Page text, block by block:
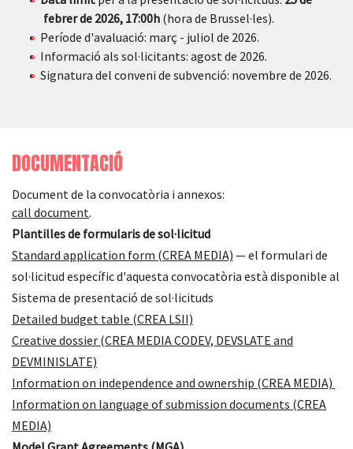
febrer de 2026, 17:00h (hora de Brussel·les).
Període d'avaluació: març - juliol de 2026.
Informació als sol·licitants: agost de 2026.
Signatura del conveni de subvenció: novembre de 2026.
DOCUMENTACIÓ
Document de la convocatòria i annexos:
call document.
Plantilles de formularis de sol·licitud
Standard application form (CREA MEDIA) — el formulari de
sol·licitud específic d'aquesta convocatòria està disponible al
Sistema de presentació de sol·licituds
Detailed budget table (CREA LSII)
Creative dossier (CREA MEDIA CODEV, DEVSLATE and
DEVMINISLATE)
Information on independence and ownership (CREA MEDIA)
Information on language of submission documents (CREA
MEDIA)